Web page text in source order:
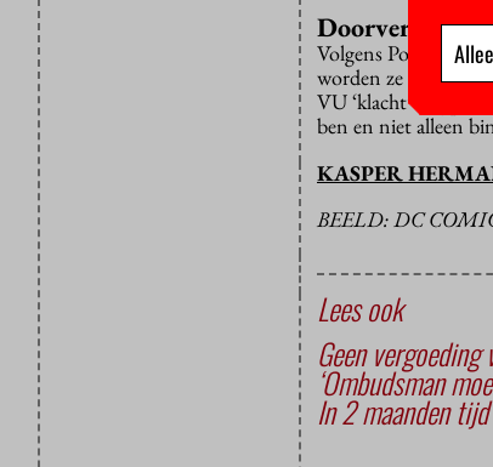
Doorverwezen
Volgens Poesiat
worden ze vaak al
VU ‘klacht’ intypt,
ben en niet alleen
KASPER
BEELD: DC
Lees ook
Geen
‘Ombudsman
In 2 maanden